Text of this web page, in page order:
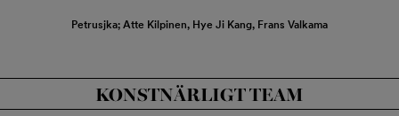
Petrusjka; Atte Kilpinen, Hye Ji Kang, Frans Valkama
KONSTNÄRLIGT TEAM